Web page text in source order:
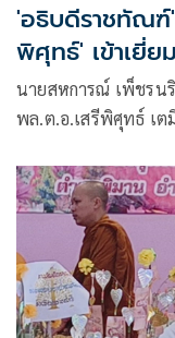
'อธิบดีราชทัณฑ์
พิศุทธ์' เข้าเยี่
นายสหการณ์ เพ็ชรน
พล.ต.อ.เสรีพิศุทธ์ เต
หมายพาเข้าเยี่ยมน